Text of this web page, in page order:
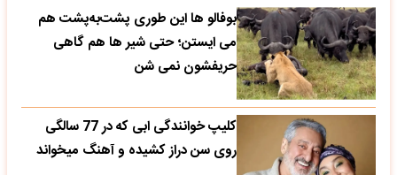
بوفالو ها این‌ طوری پشت‌به‌پشت هم
می‌ ایستن؛ حتی شیر ها هم گاهی
حریفشون نمی‌ شن
کلیپ خوانندگی ابی که در 77 سالگی
روی سن دراز کشیده و آهنگ میخواند